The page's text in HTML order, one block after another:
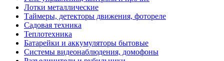
Лотки металлические
Таймеры, детекторы движения, фотореле
Садовая техника
Теплотехника
Батарейки и аккумуляторы бытовые
Системы видеонаблюдения, домофоны